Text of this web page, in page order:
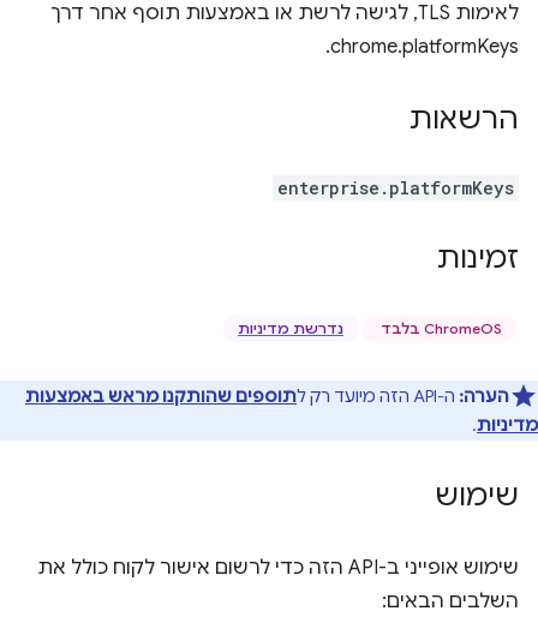
לאימות TLS, לגישה לרשת או באמצעות תוסף אחר דרך
chrome.platformKeys.
הרשאות
enterprise.platformKeys
זמינות
‫ChromeOS בלבד נדרשת מדיניות
הערה: ה-API הזה מיועד רק ל
תוספים שהותקנו מראש באמצעות
מדיניות.
שימוש
שימוש אופייני ב-API הזה כדי לרשום אישור לקוח כולל את
השלבים הבאים: